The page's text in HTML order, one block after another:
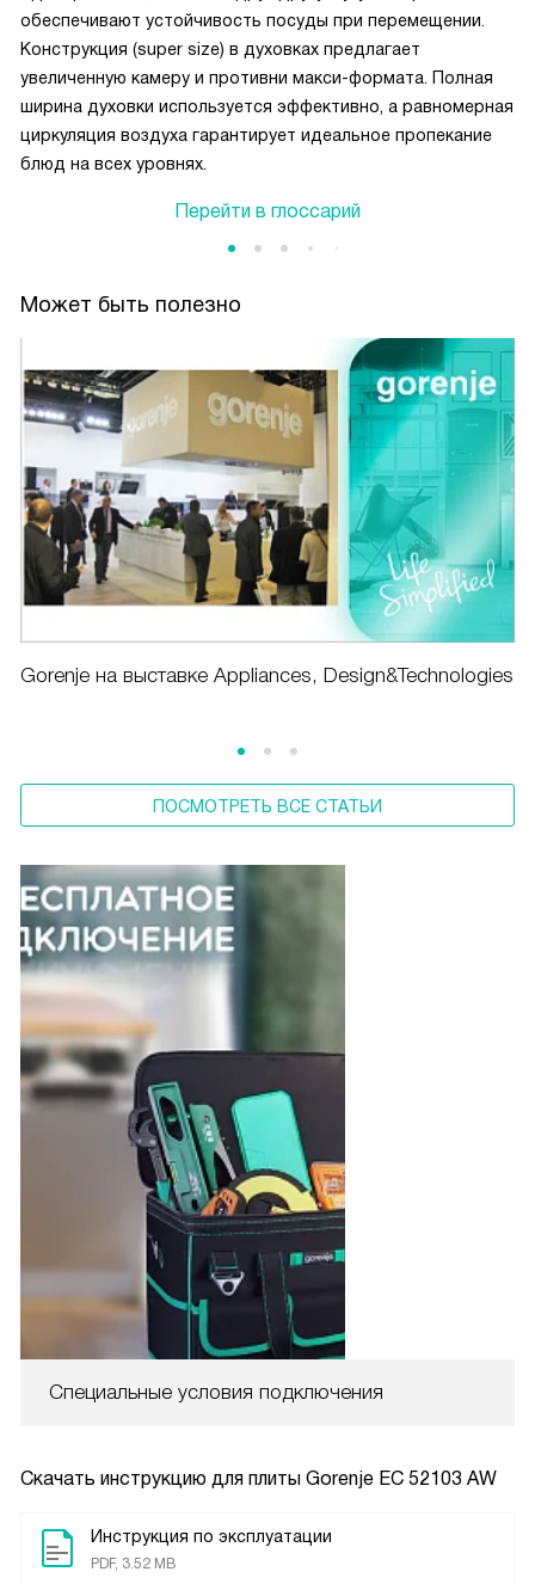
Специальные условия подключения
Скачать инструкцию для плиты Gorenje EC 52103 AW
Инструкция по эксплуатации
PDF, 3.52 MB
обеспечивают устойчивость посуды при перемещении.
Конструкция (super size) в духовках предлагает
увеличенную камеру и противни макси-формата. Полная
ширина духовки используется эффективно, а равномерная
циркуляция воздуха гарантирует идеальное пропекание
блюд на всех уровнях.
Перейти в глоссарий
Может быть полезно
Gorenje на выставке Appliances, Design&Technologies
ПОСМОТРЕТЬ ВСЕ СТАТЬИ